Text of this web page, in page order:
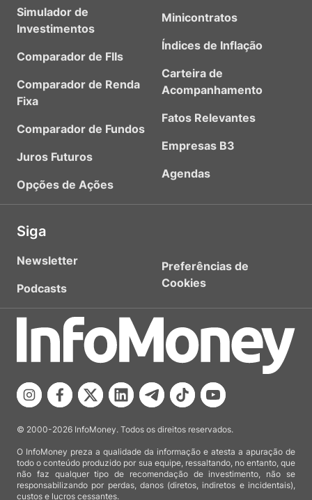
Simulador de
Investimentos
Comparador de FIIs
Comparador de Renda
Fixa
Comparador de Fundos
Juros Futuros
Opções de Ações
Minicontratos
Índices de Inflação
Carteira de
Acompanhamento
Fatos Relevantes
Empresas B3
Agendas
Siga
Newsletter
Podcasts
Preferências de
Cookies
© 2000-2026 InfoMoney. Todos os direitos reservados.
O InfoMoney preza a qualidade da informação e atesta a apuração de
todo o conteúdo produzido por sua equipe, ressaltando, no entanto, que
não faz qualquer tipo de recomendação de investimento, não se
responsabilizando por perdas, danos (diretos, indiretos e incidentais),
custos e lucros cessantes.